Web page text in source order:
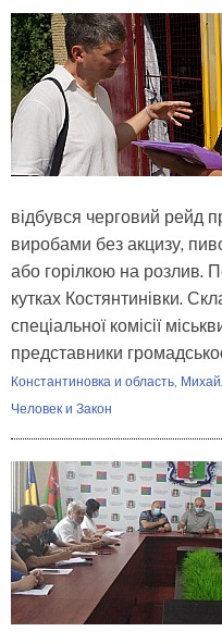
відбувся черговий рейд
виробами без акцизу,
або горілкою на розлив.
кутках Костянтинівки.
спеціальної комісії
представники
Константиновка и область,
Человек и Закон